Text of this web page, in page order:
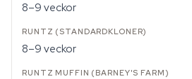
8–9 veckor
8–9 veckor